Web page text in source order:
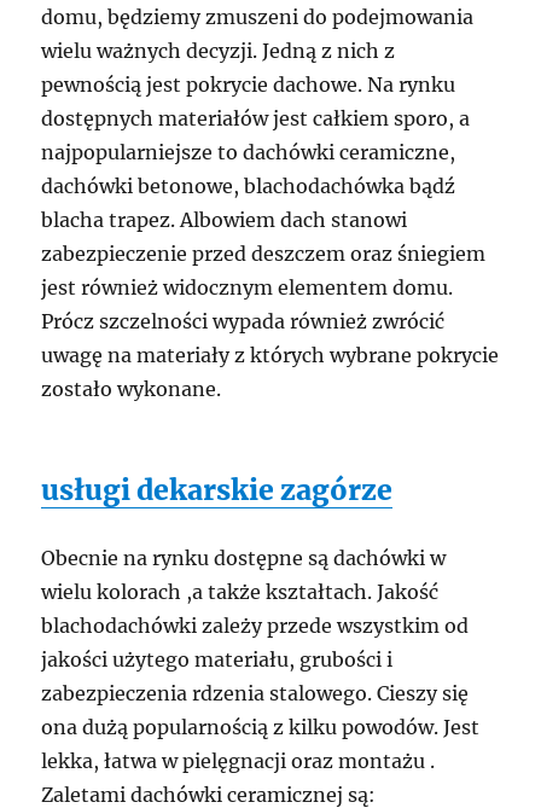
domu, będziemy zmuszeni do podejmowania
wielu ważnych decyzji. Jedną z nich z
pewnością jest pokrycie dachowe. Na rynku
dostępnych materiałów jest całkiem sporo, a
najpopularniejsze to dachówki ceramiczne,
dachówki betonowe, blachodachówka bądź
blacha trapez. Albowiem dach stanowi
zabezpieczenie przed deszczem oraz śniegiem
jest również widocznym elementem domu.
Prócz szczelności wypada również zwrócić
uwagę na materiały z których wybrane pokrycie
zostało wykonane.
usługi dekarskie zagórze
Obecnie na rynku dostępne są dachówki w
wielu kolorach ,a także kształtach. Jakość
blachodachówki zależy przede wszystkim od
jakości użytego materiału, grubości i
zabezpieczenia rdzenia stalowego. Cieszy się
ona dużą popularnością z kilku powodów. Jest
lekka, łatwa w pielęgnacji oraz montażu .
Zaletami dachówki ceramicznej są: